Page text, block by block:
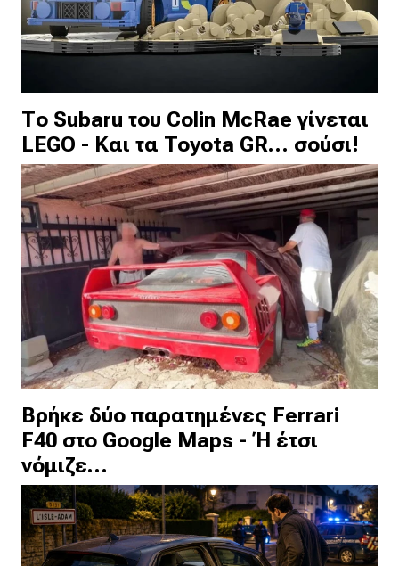
Το Subaru του Colin McRae γίνεται
LEGO - Και τα Toyota GR… σούσι!
Βρήκε δύο παρατημένες Ferrari
F40 στο Google Maps - Ή έτσι
νόμιζε…